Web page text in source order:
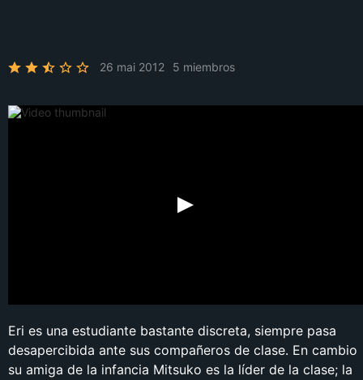
26 mai 2012 5 miembros
Eri es una estudiante bastante discreta, siempre pasa
desapercibida ante sus compañeros de clase. En cambio
su amiga de la infancia Mitsuko es la líder de la clase; la